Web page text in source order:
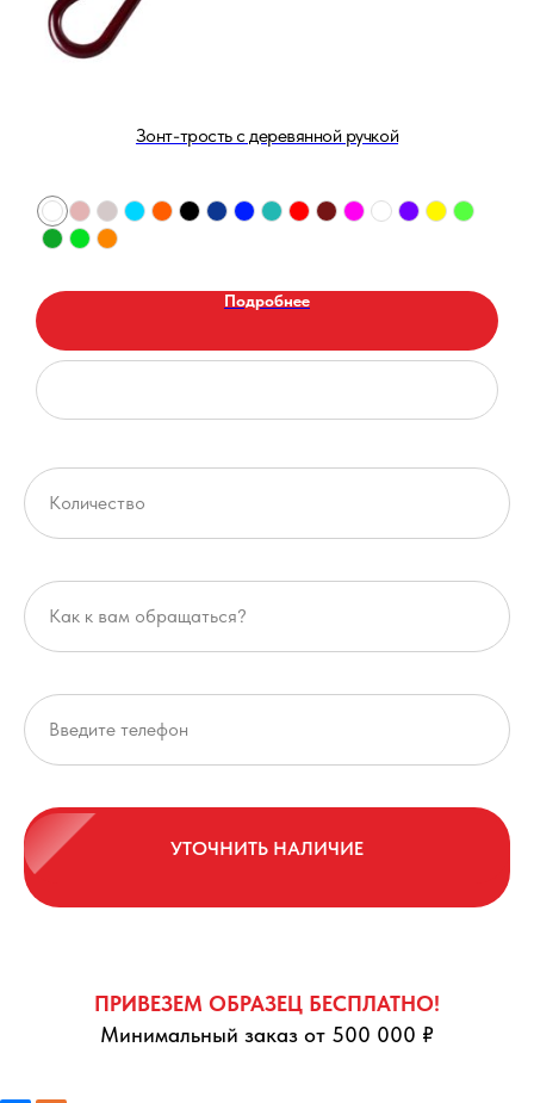
Зонт-трость с деревянной ручкой
Подробнее
УТОЧНИТЬ НАЛИЧИЕ
ПРИВЕЗЕМ ОБРАЗЕЦ БЕСПЛАТНО!
Минимальный заказ от 500 000 ₽